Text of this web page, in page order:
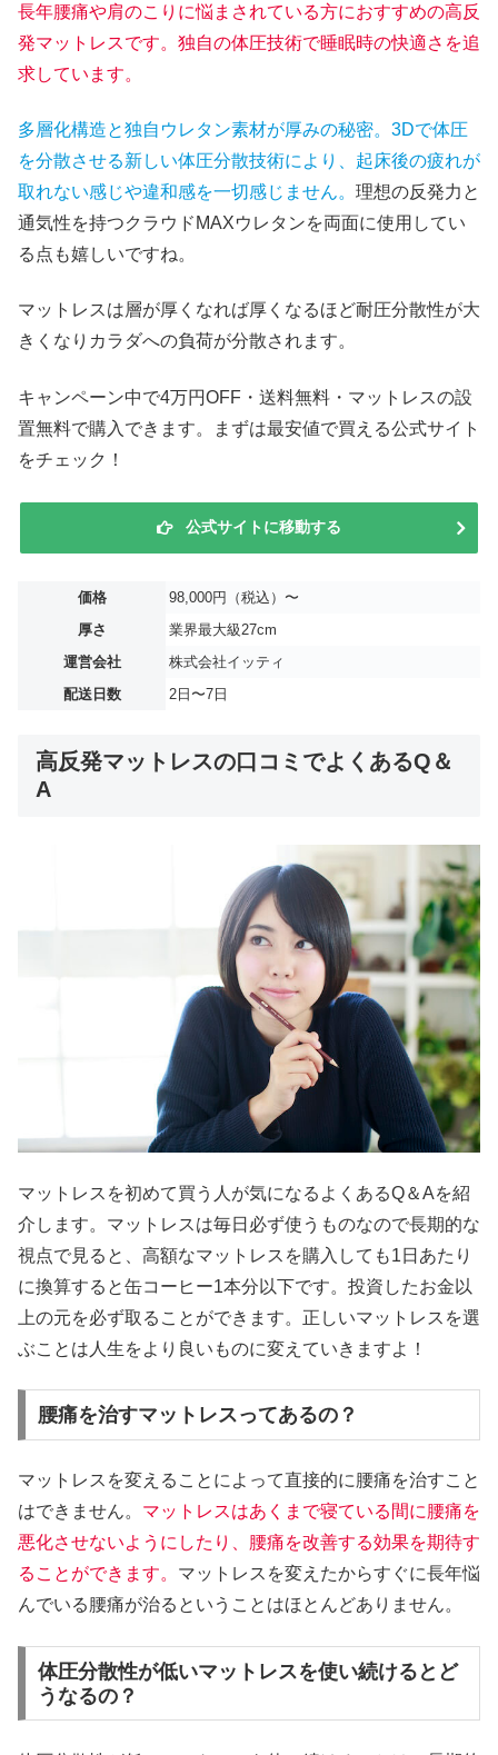
長年腰痛や肩のこりに悩まされている方におすすめの高反
発マットレスです。独自の体圧技術で睡眠時の快適さを追
求しています。
多層化構造と独自ウレタン素材が厚みの秘密。3Dで体圧
を分散させる新しい体圧分散技術により、起床後の疲れが
取れない感じや違和感を一切感じません。 理想の反発力と
通気性を持つクラウドMAXウレタンを両面に使用してい
る点も嬉しいですね。
マットレスは層が厚くなれば厚くなるほど耐圧分散性が大
きくなりカラダへの負荷が分散されます。
キャンペーン中で4万円OFF・送料無料・マットレスの設
置無料で購入できます。まずは最安値で買える公式サイト
をチェック！
公式サイトに移動する
価格
98,000円（税込）〜
厚さ
業界最大級27cm
運営会社
株式会社イッティ
配送日数
2日〜7日
高反発マットレスの口コミでよくあるQ＆
A
マットレスを初めて買う人が気になるよくあるQ＆Aを紹
介します。マットレスは毎日必ず使うものなので長期的な
視点で見ると、高額なマットレスを購入しても1日あたり
に換算すると缶コーヒー1本分以下です。投資したお金以
上の元を必ず取ることができます。正しいマットレスを選
ぶことは人生をより良いものに変えていきますよ！
腰痛を治すマットレスってあるの？
マットレスを変えることによって直接的に腰痛を治すこと
はできません。 マットレスはあくまで寝ている間に腰痛を
悪化させないようにしたり、腰痛を改善する効果を期待す
ることができます。 マットレスを変えたからすぐに長年悩
んでいる腰痛が治るということはほとんどありません。
体圧分散性が低いマットレスを使い続けるとど
うなるの？